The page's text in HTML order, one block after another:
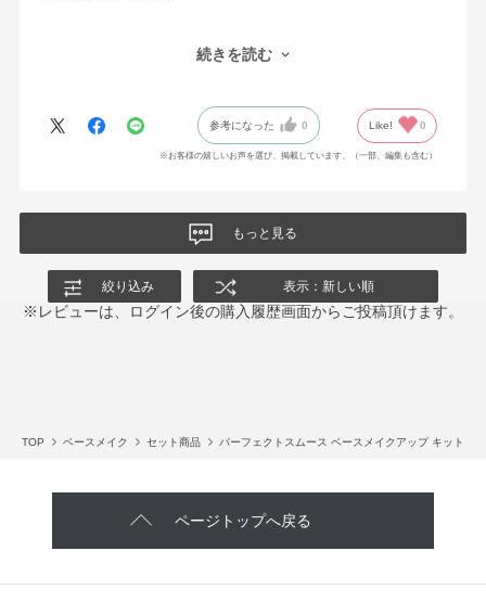
で顔全体に使えるので、薄付なのに肌にだんだんなじんでいく色
もかなり良く、長年、化粧生活をしてきましたが、最近はプチプ
ラに「はまり」つつありました。が、今回機会がありアディクシ
ョンの製品にたどり着き、「こんなにも性能が良いのか！」と感
量を多く出しすぎないように注意しながら、毎日、使いたい思い
続きを読む
参考になった 0 Like! 0
※お客様の嬉しいお声を選び、掲載しています。（一部、編集も含む）
もっと見る
絞り込み 表示：新しい順
※レビューは、ログイン後の購入履歴画面からご投稿頂けます。
TOP ベースメイク セット商品 パーフェクトスムース ベースメイクアップ キット
ページトップへ戻る